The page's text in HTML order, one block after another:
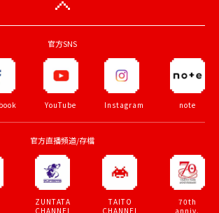
官方SNS
YouTube Instagram note
官方直播頻道/存檔
ZUNTATA
CHANNEL
TAITO
CHANNEL
70th
anniv.